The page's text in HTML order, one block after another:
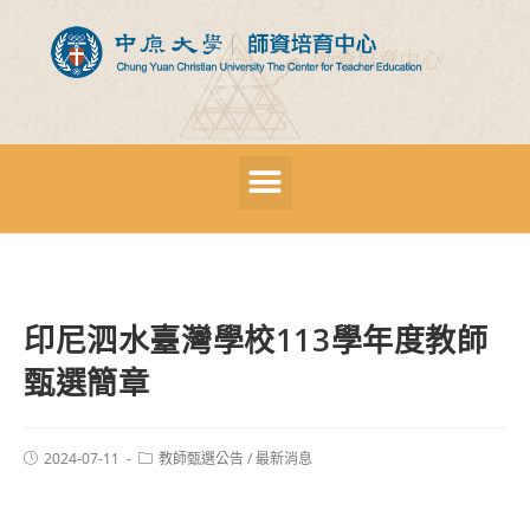
印尼泗水臺灣學校113學年度教師
甄選簡章
2024-07-11 教師甄選公告/最新消息